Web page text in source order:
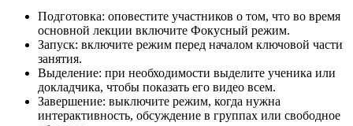
Подготовка: оповестите участников о том, что во время
основной лекции включите Фокусный режим.
Запуск: включите режим перед началом ключовой части
занятия.
Выделение: при необходимости выделите ученика или
докладчика, чтобы показать его видео всем.
Завершение: выключите режим, когда нужна
интерактивность, обсуждение в группах или свободное